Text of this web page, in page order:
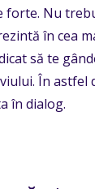
Nu
în cea
să te
În astfel
în dialog.